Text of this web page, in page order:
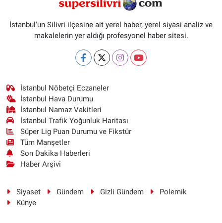
İstanbul'un Silivri ilçesine ait yerel haber, yerel siyasi analiz ve
makalelerin yer aldığı profesyonel haber sitesi.
İstanbul Nöbetçi Eczaneler
İstanbul Hava Durumu
İstanbul Namaz Vakitleri
İstanbul Trafik Yoğunluk Haritası
Süper Lig Puan Durumu ve Fikstür
Tüm Manşetler
Son Dakika Haberleri
Haber Arşivi
Siyaset Gündem Gizli Gündem
Polemik
Künye